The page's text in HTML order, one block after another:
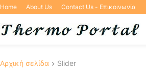
Home About Us Contact Us - Επικοινωνία
Αρχική σελίδα Slider